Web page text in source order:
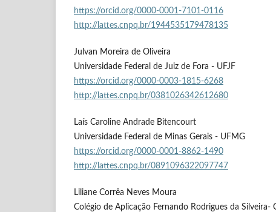
https://orcid.org/0000-0001-7101-0116
http://lattes.cnpq.br/1944535179478135
Julvan Moreira de Oliveira
Universidade Federal de Juiz de Fora - UFJF
https://orcid.org/0000-0003-1815-6268
http://lattes.cnpq.br/0381026342612680
Laís Caroline Andrade Bitencourt
Universidade Federal de Minas Gerais - UFMG
https://orcid.org/0000-0001-8862-1490
http://lattes.cnpq.br/0891096322097747
Liliane Corrêa Neves Moura
Colégio de Aplicação Fernando Rodrigues da Silveira-